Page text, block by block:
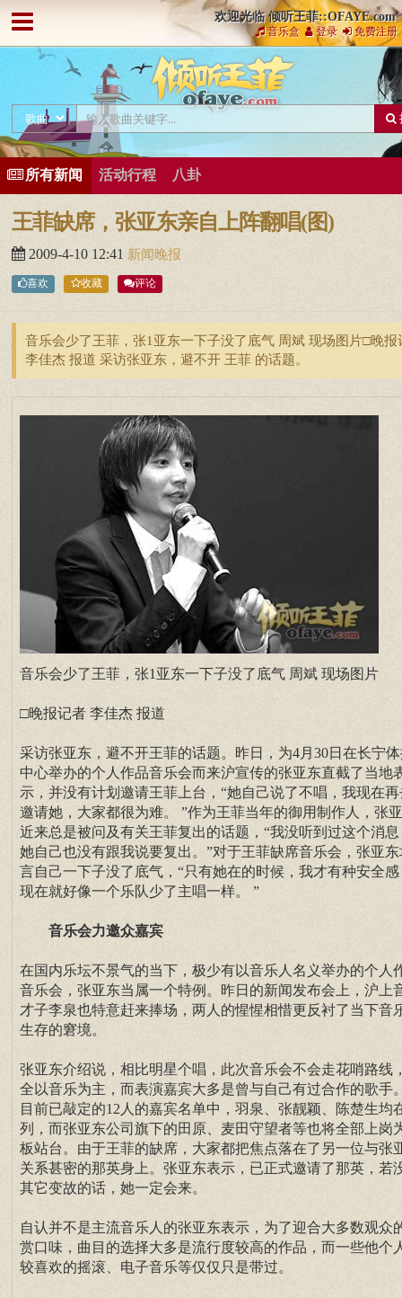
欢迎光临 倾听王菲::OFAYE.com
音乐盒 登录 免费注册
所有新闻 活动行程 八卦
王菲缺席，张亚东亲自上阵翻唱(图)
2009-4-10 12:41 新闻晚报
喜欢 收藏 评论
音乐会少了王菲，张1亚东一下子没了底气 周斌 现场图片□晚报
李佳杰 报道 采访张亚东，避不开 王菲 的话题。
音乐会少了王菲，张1亚东一下子没了底气 周斌 现场图片
□晚报记者 李佳杰 报道
采访张亚东，避不开王菲的话题。昨日，为4月30日在长宁
中心举办的个人作品音乐会而来沪宣传的张亚东直截了当地
示，并没有计划邀请王菲上台，“她自己说了不唱，我现在再
邀请她，大家都很为难。 ”作为王菲当年的御用制作人，张
近来总是被问及有关王菲复出的话题，“我没听到过这个消息
她自己也没有跟我说要复出。”对于王菲缺席音乐会，张亚东
言自己一下子没了底气，“只有她在的时候，我才有种安全感
现在就好像一个乐队少了主唱一样。 ”
音乐会力邀众嘉宾
在国内乐坛不景气的当下，极少有以音乐人名义举办的个人
音乐会，张亚东当属一个特例。昨日的新闻发布会上，沪上
才子李泉也特意赶来捧场，两人的惺惺相惜更反衬了当下音
生存的窘境。
张亚东介绍说，相比明星个唱，此次音乐会不会走花哨路线
全以音乐为主，而表演嘉宾大多是曾与自己有过合作的歌手
目前已敲定的12人的嘉宾名单中，羽泉、张靓颖、陈楚生均
列，而张亚东公司旗下的田原、麦田守望者等也将全部上岗
板站台。由于王菲的缺席，大家都把焦点落在了另一位与张
关系甚密的那英身上。张亚东表示，已正式邀请了那英，若
其它变故的话，她一定会来。
自认并不是主流音乐人的张亚东表示，为了迎合大多数观众
赏口味，曲目的选择大多是流行度较高的作品，而一些他个
较喜欢的摇滚、电子音乐等仅仅只是带过。